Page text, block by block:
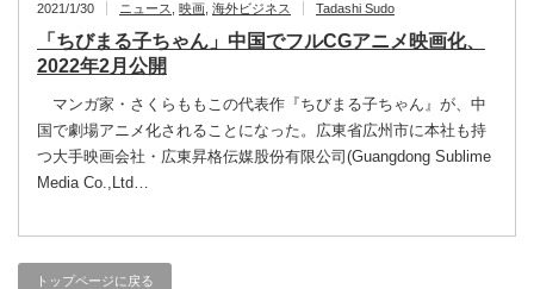
2021/1/30 ニュース 映画 海外ビジネス Tadashi Sudo
「ちびまる子ちゃん」中国でフルCGアニメ映画化、
2022年2月公開
マンガ家・さくらももこの代表作『ちびまる子ちゃん』が、中
国で劇場アニメ化されることになった。広東省広州市に本社も持
つ大手映画会社・広東昇格伝媒股份有限公司(Guangdong Sublime
Media Co.,Ltd…
トップページに戻る